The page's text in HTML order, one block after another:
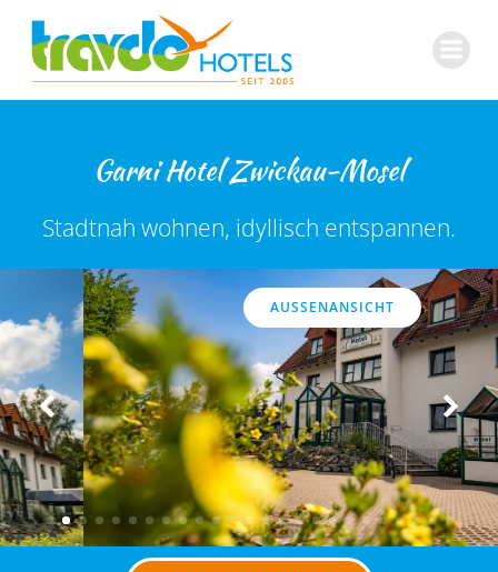
springen
Garni Hotel Zwickau-Mosel
Stadtnah wohnen, idyllisch entspannen.
AUSSENANSICHT